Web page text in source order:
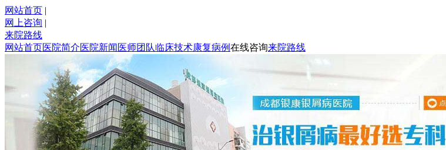
网站首页 |
网上咨询 |
来院路线
网站首页医院简介医院新闻 医师团队临床技术康复病例在线咨询来院路线